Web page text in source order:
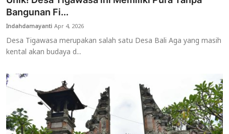
Bangunan Fi...
IndahdamayantiApr 4, 2026
Desa Tigawasa merupakan salah satu Desa Bali Aga yang masih
kental akan budaya d...